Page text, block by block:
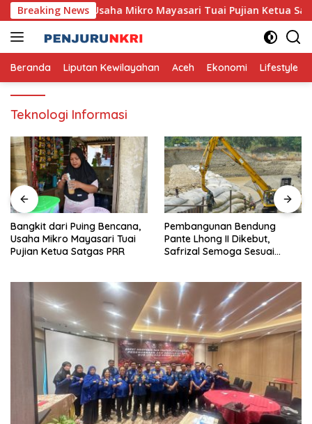
Skip
to
content
Breaking News
Bencana, Usaha Mikro Mayasari Tuai Pujian Ketua Satgas
Beranda Liputan Kewilayahan Aceh Ekonomi Lifestyle
Teknologi Informasi
Bangkit dari Puing Bencana,
Usaha Mikro Mayasari Tuai
Pujian Ketua Satgas PRR
Pembangunan Bendung
Pante Lhong II Dikebut,
Safrizal Semoga Sesuai